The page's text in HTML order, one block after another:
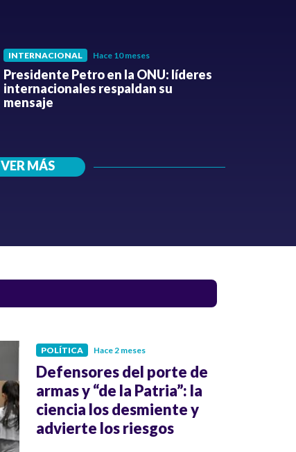
INTERNACIONAL Hace 10 meses
Presidente Petro en la ONU: líderes
internacionales respaldan su
mensaje
VER MÁS
POLÍTICA Hace 2 meses
Defensores del porte de
armas y “de la Patria”: la
ciencia los desmiente y
advierte los riesgos